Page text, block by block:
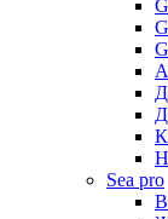
Sea pro